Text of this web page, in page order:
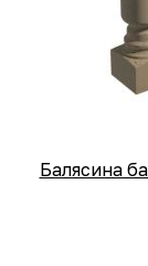
Балясина